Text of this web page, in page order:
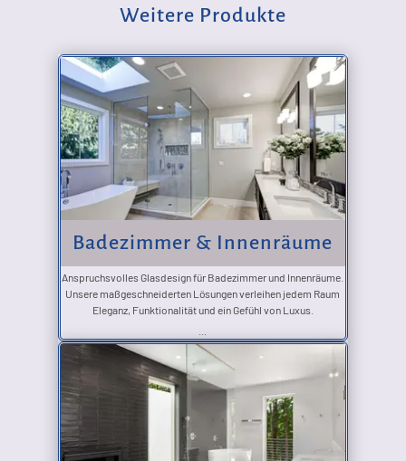
Weitere Produkte
Badezimmer & Innenräume
Anspruchsvolles Glasdesign für Badezimmer und Innenräume.
Unsere maßgeschneiderten Lösungen verleihen jedem Raum
Eleganz, Funktionalität und ein Gefühl von Luxus.